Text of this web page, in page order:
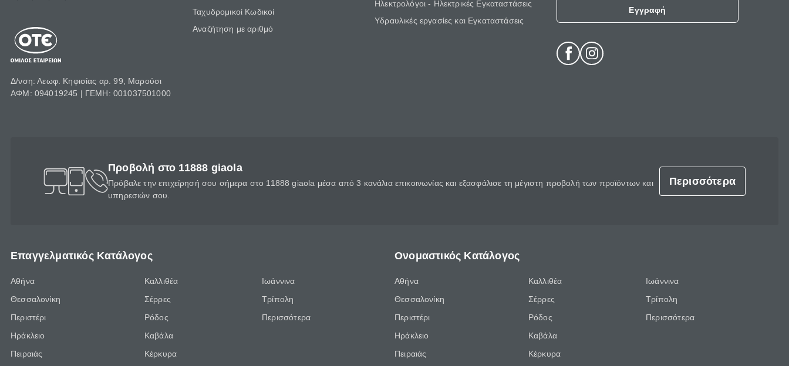
Δ/νση: Λεωφ. Κηφισίας αρ. 99, Μαρούσι
ΑΦΜ: 094019245 | ΓΕΜΗ: 001037501000
Ταχυδρομικοί Κωδικοί
Αναζήτηση με αριθμό
Ηλεκτρολόγοι - Ηλεκτρικές Εγκαταστάσεις
Υδραυλικές εργασίες και Εγκαταστάσεις
Εγγραφή
Προβολή στο 11888 giaola
Πρόβαλε την επιχείρησή σου σήμερα στο 11888 giaola μέσα από 3 κανάλια επικοινωνίας και εξασφάλισε τη μέγιστη προβολή των προϊόντων και
υπηρεσιών σου.
Περισσότερα
Επαγγελματικός Κατάλογος
Αθήνα
Θεσσαλονίκη
Περιστέρι
Ηράκλειο
Πειραιάς
Καλλιθέα
Σέρρες
Ρόδος
Καβάλα
Κέρκυρα
Ιωάννινα
Τρίπολη
Περισσότερα
Ονομαστικός Κατάλογος
Αθήνα
Θεσσαλονίκη
Περιστέρι
Ηράκλειο
Πειραιάς
Καλλιθέα
Σέρρες
Ρόδος
Καβάλα
Κέρκυρα
Ιωάννινα
Τρίπολη
Περισσότερα